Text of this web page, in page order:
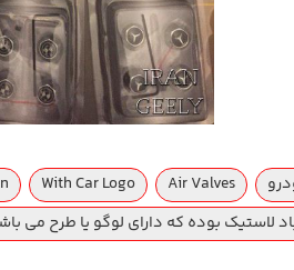
Air Valves
With Car Logo
لاستیک بوده که دارای لوگو یا طرح می